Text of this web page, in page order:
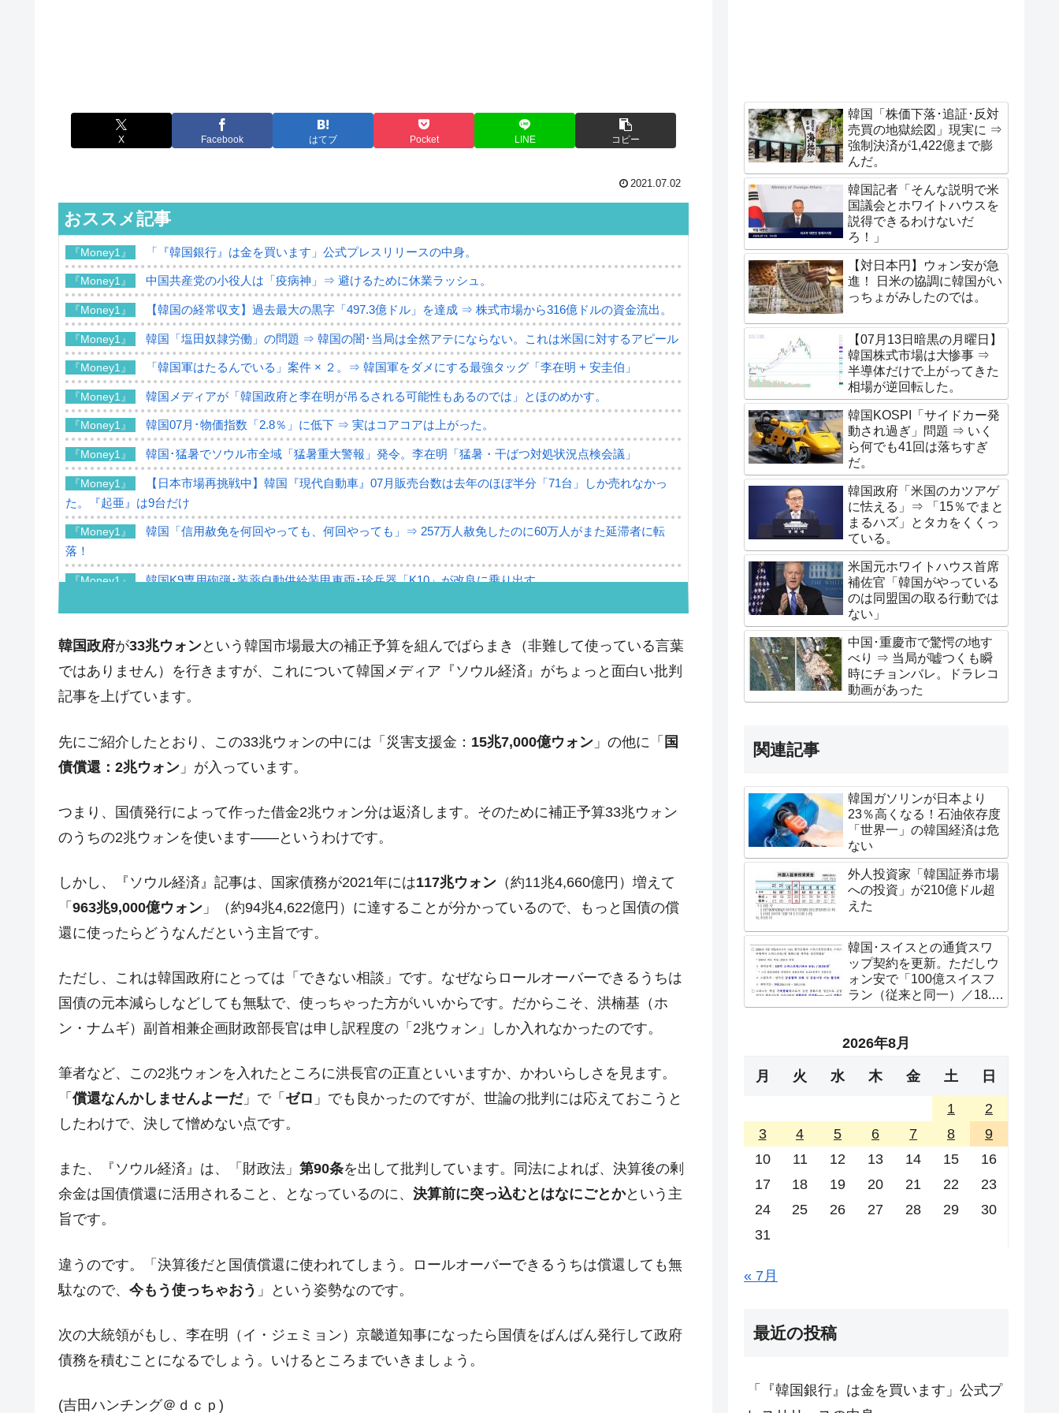
X Facebook はてブ Pocket LINE コピー
2021.07.02
おススメ記事
『Money1』 「『韓国銀行』は金を買います」公式プレスリリースの中身。
『Money1』 中国共産党の小役人は「疫病神」⇒ 避けるために休業ラッシュ。
『Money1』 【韓国の経常収支】過去最大の黒字「497.3億ドル」を達成 ⇒ 株式市場から316億ドルの資金流出。
『Money1』 韓国「塩田奴隷労働」の問題 ⇒ 韓国の闇･当局は全然アテにならない。これは米国に対するアピール
『Money1』 「韓国軍はたるんでいる」案件 × ２。⇒ 韓国軍をダメにする最強タッグ「李在明 + 安圭伯」
『Money1』 韓国メディアが「韓国政府と李在明が吊るされる可能性もあるのでは」とほのめかす。
『Money1』 韓国07月･物価指数「2.8％」に低下 ⇒ 実はコアコアは上がった。
『Money1』 韓国･猛暑でソウル市全域「猛暑重大警報」発令。李在明「猛暑・干ばつ対処状況点検会議」
『Money1』
【日本市場再挑戦中】韓国『現代自動車』07月販売台数は去年のほぼ半分「71台」しか売れなかっ
た。『起亜』は9台だけ
『Money1』
韓国「信用赦免を何回やっても、何回やっても」⇒ 257万人赦免したのに60万人がまた延滞者に転
落！
『Money1』 韓国K9専用砲弾･装薬自動供給装甲車両･珍兵器「K10」が改良に乗り出す。
『Money1』 韓国･李在明「青年層の雇用状況が悪い。せや、若者に起業させよう」⇒ どんな雇用対策だソレ。
『Money1』 【韓国の外貨準備】2026年07月は4,279億ドル。外平債の発行「19.4億ドル」
『Money1』 韓国「ここは北朝鮮なのか。選管がサーバーにウソのデータを入力したのは明白だ」
『Money1』 韓国は「中国と同じく」投資に不適格な国だ。
『Money1』 韓国･外為取引量「1日当たり1,214.4億ドル」まで拡大 ⇒ 海外資金の動きに強く左右される状態
『Money1』 韓国･帰ってきた李在明。李在明を支持しない「50.5％」に上昇
壟断
『Money1』 韓国･警察職員が「丸刈りになって抗議活動」
『Money1』 韓国製造業「半導体絶好調」のウラで他業種は全般的「不調」⇒ PSIが示す現況は決して良くない。
『Money1』 【米韓激突案件】韓国消費者院が『クーパン』1人当たり賠償10万ウォンを認定 ⇒ 総額3兆7,000億
『Money1』 韓国で猛暑。南東部では干ばつ
『Money1』 【対日本円】ウォン安が急進！ 日米の協調に韓国がいっちょがみしたのでは。
『Money1』
韓国政府『BYD』車への補助金を全廃 ⇒ 実は韓国で『BYD』車は売れている。6カ月で対前年同期比
『Money1』
在韓米国大使スティールが着韓！⇒ さっそく空港に詰めかけ「出て行け！」「極右勢力」のプラカー
ドを掲げる「在韓反米勢力」
『Money1』
『Money1』 韓国『国民年金公団』株価暴落で200兆蒸発。
韓国政府「ニセＫ-ブランドを通報しようキャンペーン」⇒ あの名物教授も登場！
『Money1』 韓国「橋が落ちました」⇒ 耐久性「なさすぎ」では。
『Money1』 韓国鉄鋼最大手『POSCO』ズブズブ沈む。営業利益80.2％も減少
韓国政府が33兆ウォンという韓国市場最大の補正予算を組んでばらまき（非難して使っている言葉
ではありません）を行きますが、これについて韓国メディア『ソウル経済』がちょっと面白い批判
記事を上げています。
先にご紹介したとおり、この33兆ウォンの中には「災害支援金： 15兆7,000億ウォン 」の他に「 国
債償還：2兆ウォン 」が入っています。
つまり、国債発行によって作った借金2兆ウォン分は返済します。そのために補正予算33兆ウォン
のうちの2兆ウォンを使います――というわけです。
しかし、『ソウル経済』記事は、国家債務が2021年には117兆ウォン （約11兆4,660億円）増えて
「 963兆9,000億ウォン 」（約94兆4,622億円）に達することが分かっているので、もっと国債の償
還に使ったらどうなんだという主旨です。
ただし、これは韓国政府にとっては「できない相談」です。なぜならロールオーバーできるうちは
国債の元本減らしなどしても無駄で、使っちゃった方がいいからです。だからこそ、洪楠基（ホ
ン・ナムギ）副首相兼企画財政部長官は申し訳程度の「2兆ウォン」しか入れなかったのです。
筆者など、この2兆ウォンを入れたところに洪長官の正直といいますか、かわいらしさを見ます。
「 償還なんかしませんよーだ」で「 ゼロ 」でも良かったのですが、世論の批判には応えておこうと
したわけで、決して憎めない点です。
また、『ソウル経済』は、「財政法」 第90条を出して批判しています。同法によれば、決算後の剰
余金は国債償還に活用されること、となっているのに、 決算前に突っ込むとはなにごとかという主
旨です。
違うのです。「決算後だと国債償還に使われてしまう。ロールオーバーできるうちは償還しても無
駄なので、 今もう使っちゃおう 」という姿勢なのです。
次の大統領がもし、李在明（イ・ジェミョン）京畿道知事になったら国債をばんばん発行して政府
債務を積むことになるでしょう。いけるところまでいきましょう。
(吉田ハンチング＠ｄｃｐ)
韓国「株価下落･追証･反対
売買の地獄絵図」現実に ⇒
強制決済が1,422億まで膨
んだ。
韓国記者「そんな説明で米
国議会とホワイトハウスを
説得できるわけないだ
ろ！」
【対日本円】ウォン安が急
進！ 日米の協調に韓国がい
っちょがみしたのでは。
【07月13日暗黒の月曜日】
韓国株式市場は大惨事 ⇒
半導体だけで上がってきた
相場が逆回転した。
韓国KOSPI「サイドカー発
動され過ぎ」問題 ⇒ いく
ら何でも41回は落ちすぎ
だ。
韓国政府「米国のカツアゲ
に怯える」⇒ 「15％でまと
まるハズ」とタカをくくっ
ている。
米国元ホワイトハウス首席
補佐官「韓国がやっている
のは同盟国の取る行動では
ない」
中国･重慶市で驚愕の地す
べり ⇒ 当局が嘘つくも瞬
時にチョンバレ。ドラレコ
動画があった
関連記事
韓国ガソリンが日本より
23％高くなる！石油依存度
「世界一」の韓国経済は危
ない
外人投資家「韓国証券市場
への投資」が210億ドル超
えた
韓国･スイスとの通貨スワ
ップ契約を更新。ただしウ
ォン安で「100億スイスフ
ラン（従来と同一）／18.5
兆ウォン」になった。ウォ
2026年8月
月 火 水 木 金 土 日
1
2
3
4 5 6 7 8
9
10
11 12 13 14 15
16
17
18 19 20 21 22
23
24
25 26 27 28 29
30
31
« 7月
最近の投稿
「『韓国銀行』は金を買います」公式プ